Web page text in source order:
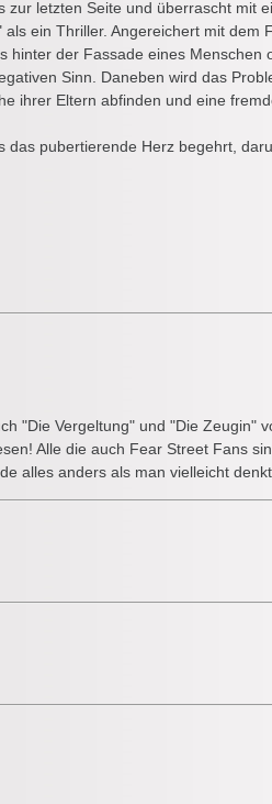
zur letzten Seite und überrascht mit
als ein Thriller. Angereichert mit dem
hinter der Fassade eines Menschen
Sinn. Daneben wird das
ihrer Eltern abfinden und eine
das pubertierende Herz begehrt,
"Die Vergeltung" und "Die Zeugin"
Alle die auch Fear Street Fans
alles anders als man vielleicht